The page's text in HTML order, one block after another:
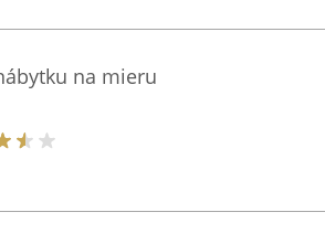
na mieru